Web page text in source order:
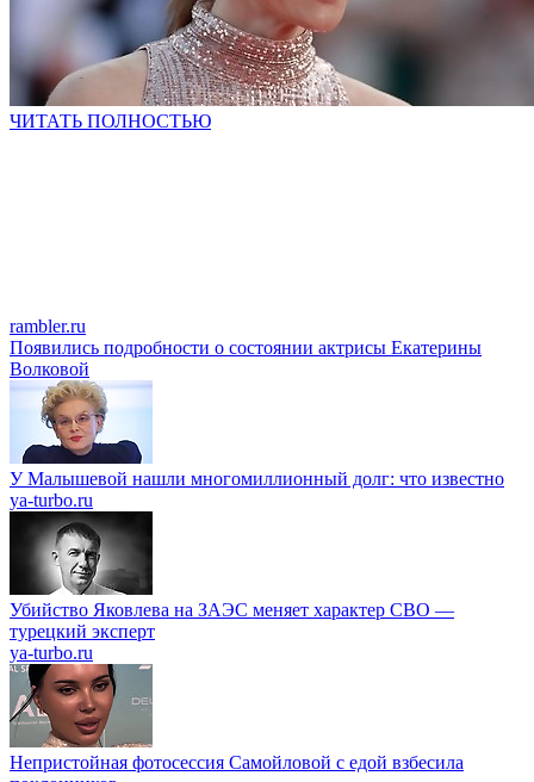
ЧИТАТЬ ПОЛНОСТЬЮ
rambler.ru
Появились подробности о состоянии актрисы Екатерины
Волковой
У Малышевой нашли многомиллионный долг: что известно
ya-turbo.ru
Убийство Яковлева на ЗАЭС меняет характер СВО —
турецкий эксперт
ya-turbo.ru
Непристойная фотосессия Самойловой с едой взбесила